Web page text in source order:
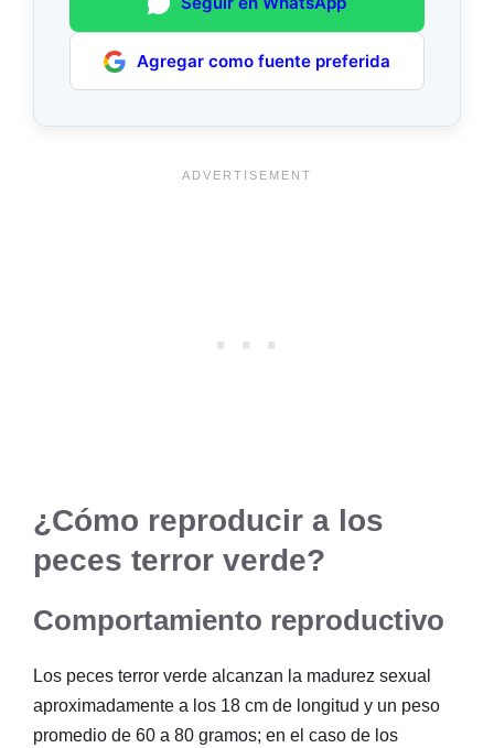
Agregar como fuente preferida
¿Cómo reproducir a los
peces terror verde?
Comportamiento reproductivo
Los peces terror verde alcanzan la madurez sexual
aproximadamente a los 18 cm de longitud y un peso
promedio de 60 a 80 gramos; en el caso de los